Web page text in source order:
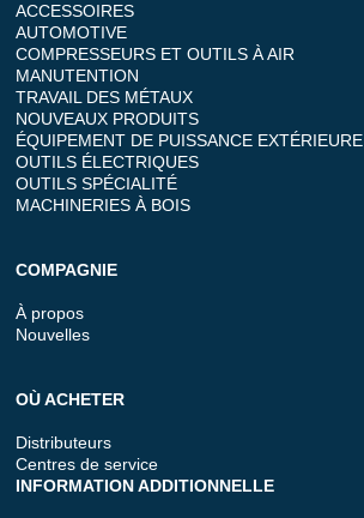
ACCESSOIRES
AUTOMOTIVE
COMPRESSEURS ET OUTILS À AIR
MANUTENTION
TRAVAIL DES MÉTAUX
NOUVEAUX PRODUITS
ÉQUIPEMENT DE PUISSANCE EXTÉRIEURE
OUTILS ÉLECTRIQUES
OUTILS SPÉCIALITÉ
MACHINERIES À BOIS
COMPAGNIE
À propos
Nouvelles
OÙ ACHETER
Distributeurs
Centres de service
INFORMATION ADDITIONNELLE